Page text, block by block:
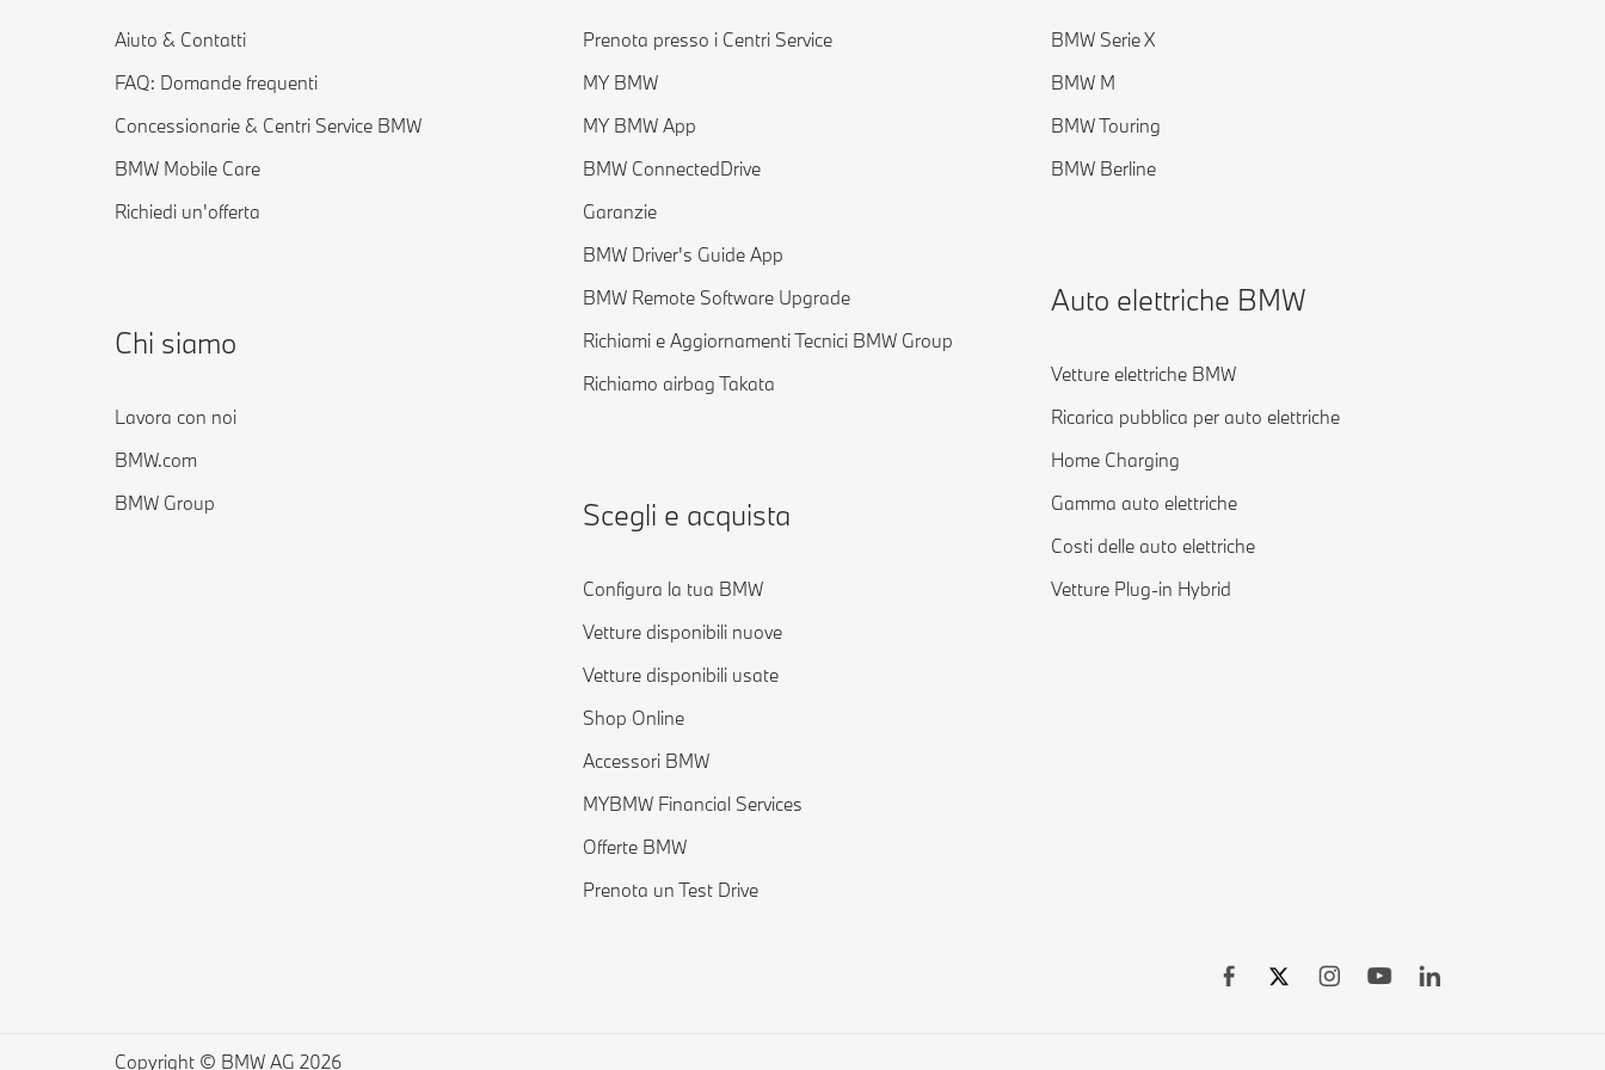
Aiuto & Contatti
FAQ: Domande frequenti
Concessionarie & Centri Service BMW
BMW Mobile Care
Richiedi un'offerta
Chi siamo
Lavora con noi
BMW.com
BMW Group
Prenota presso i Centri Service
MY BMW
MY BMW App
BMW ConnectedDrive
Garanzie
BMW Driver's Guide App
BMW Remote Software Upgrade
Richiami e Aggiornamenti Tecnici BMW Group
Richiamo airbag Takata
Scegli e acquista
Configura la tua BMW
Vetture disponibili nuove
Vetture disponibili usate
Shop Online
Accessori BMW
MYBMW Financial Services
Offerte BMW
Prenota un Test Drive
BMW Serie X
BMW M
BMW Touring
BMW Berline
Auto elettriche BMW
Vetture elettriche BMW
Ricarica pubblica per auto elettriche
Home Charging
Gamma auto elettriche
Costi delle auto elettriche
Vetture Plug-in Hybrid
Copyright © BMW AG 2026